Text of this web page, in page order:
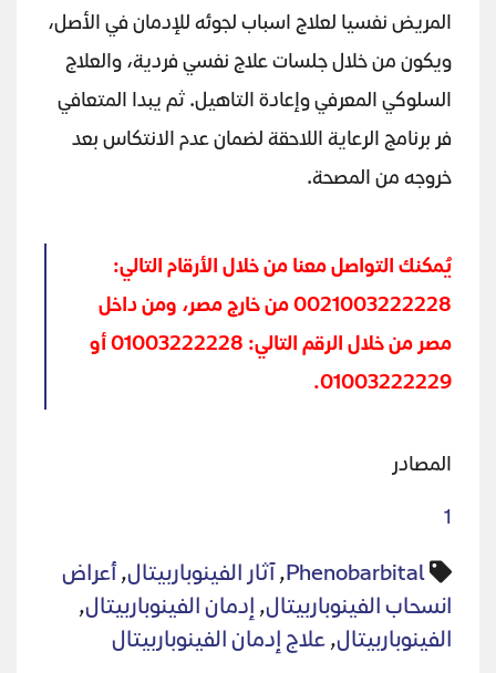
المريض نفسيا لعلاج اسباب لجوئه للإدمان في الأصل،
ويكون من خلال جلسات علاج نفسي فردية، والعلاج
السلوكي المعرفي وإعادة التاهيل. ثم يبدا المتعافي
فر برنامج الرعاية اللاحقة لضمان عدم الانتكاس بعد
خروجه من المصحة.
يُمكنك التواصل معنا من خلال الأرقام التالي:
0021003222228 من خارج مصر، ومن داخل
مصر من خلال الرقم التالي: 01003222228 أو
01003222229.
المصادر
1
Phenobarbital
, آثار الفينوباربيتال,أعراض
انسحاب الفينوباربيتال, إدمان الفينوباربيتال,
الفينوباربيتال,علاج إدمان الفينوباربيتال